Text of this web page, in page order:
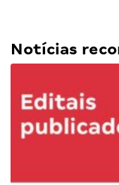
Notícias